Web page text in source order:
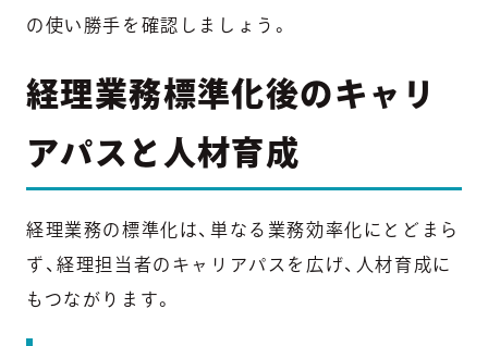
の使い勝手を確認しましょう。
経理業務標準化後のキャリ
アパスと人材育成
経理業務の標準化は、単なる業務効率化にとどまら
ず、経理担当者のキャリアパスを広げ、人材育成に
もつながります。